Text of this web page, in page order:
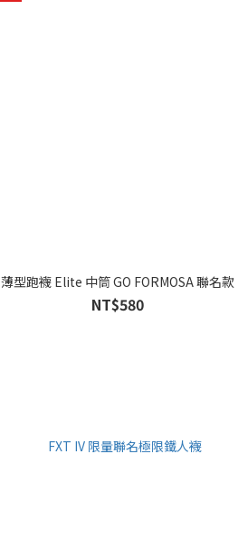
薄型跑襪 Elite 中筒 GO FORMOSA 聯名款
NT$580